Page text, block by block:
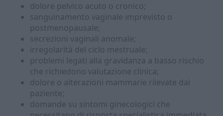
dolore pelvico acuto o cronico;
sanguinamento vaginale imprevisto o
postmenopausale;
secrezioni vaginali anomale;
irregolarità del ciclo mestruale;
problemi legati alla gravidanza a basso rischio
che richiedono valutazione clinica;
dolore o alterazioni mammarie rilevate dal
paziente;
domande su sintomi ginecologici che